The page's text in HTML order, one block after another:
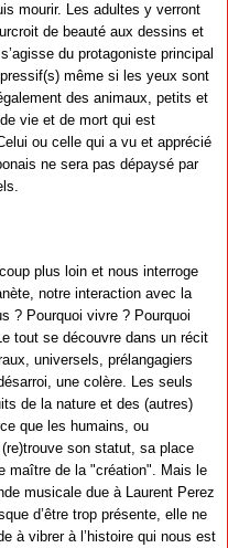
mourir. Les adultes y verront
de beauté aux dessins et
du protagoniste principal
même si les yeux sont
des animaux, petits et
vie et de mort qui est
ou celle qui a vu et apprécié
ne sera pas dépaysé par
plus loin et nous interroge
notre interaction avec la
? Pourquoi vivre ? Pourquoi
tout se découvre dans un récit
universels, prélangagiers
une colère. Les seuls
de la nature et des (autres)
que les humains, ou
son statut, sa place
maître de la "création". Mais le
musicale due à Laurent Perez
d’être trop présente, elle ne
à vibrer à l’histoire qui nous est